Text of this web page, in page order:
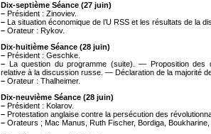
Dix-septième Séance (27 juin)
– Président : Zinoviev.
– La situation économique de l’U RSS et les résultats de la
– Orateur : Rykov.
Dix-huitième Séance (28 juin)
– Président : Geschke.
– La question du programme (suite). — Proposition des
relative à la discussion russe. — Déclaration de la majorité
– Orateur : Thalheimer.
Dix-neuvième Séance (28 juin)
– Président : Kolarov.
– Protestation anglaise contre la persécution des
– Orateurs ; Mac Manus, Ruth Fischer, Bordiga, Boukharine,